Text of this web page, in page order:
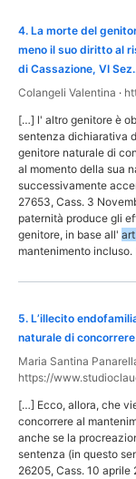
4. La morte del
meno il suo diritto al
di Cassazione, VI
Colangeli Valentina ·
[…] l' altro genitore è
sentenza dichiarativa
genitore naturale di
al momento della sua
successivamente
27653, Cass. 3
paternità produce gli
genitore, in base all'
mantenimento
5. L’illecito
naturale di
Maria Santina
https://
[…] Ecco, allora, che
concorrere al
anche se la
sentenza (in questo
26205, Cass. 10 aprile